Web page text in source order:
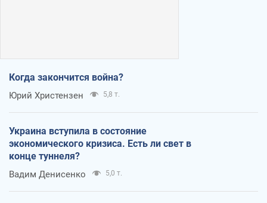
Когда закончится война?
Юрий Христензен 5,8 т.
Украина вступила в состояние
экономического кризиса. Есть ли свет в
конце туннеля?
Вадим Денисенко 5,0 т.